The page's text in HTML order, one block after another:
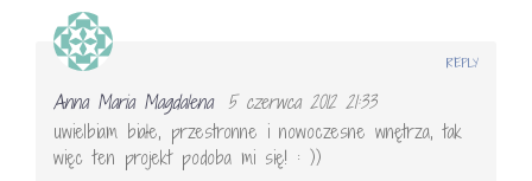
Anna Maria Magdalena
5 czerwca 2012 21:33
uwielbiam białe, przestronne i nowoczesne wnętrza, tak
więc ten projekt podoba mi się! : ))
REPLY